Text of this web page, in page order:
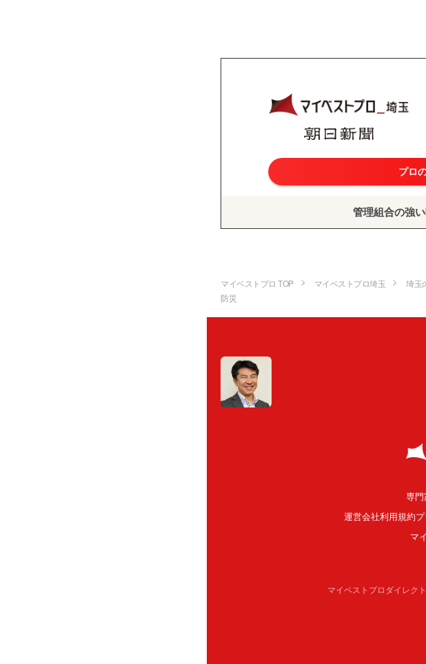
プロ
管理組合の強
マイベストプロ TOP マイベストプロ埼玉 埼玉
防災
専門
運営会社利用規約
マ
マイベストプロダイレクト